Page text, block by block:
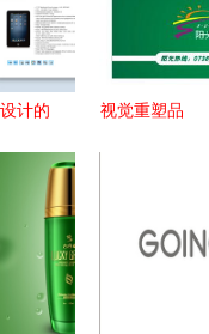
计的
装到画
视觉叙
视觉重塑品
计解读